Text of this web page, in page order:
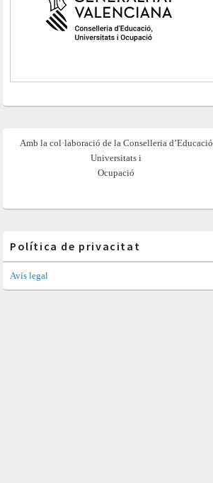
Amb la col·laboració de la Conselleria d’Educació
Universitats i
Ocupació
Política de privacitat
Avís legal